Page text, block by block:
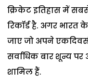
क्रिकेट इतिहास में
रिकॉर्ड है. अगर
जाए जो अपने
सर्वाधिक बार शून्य
शामिल हैं.